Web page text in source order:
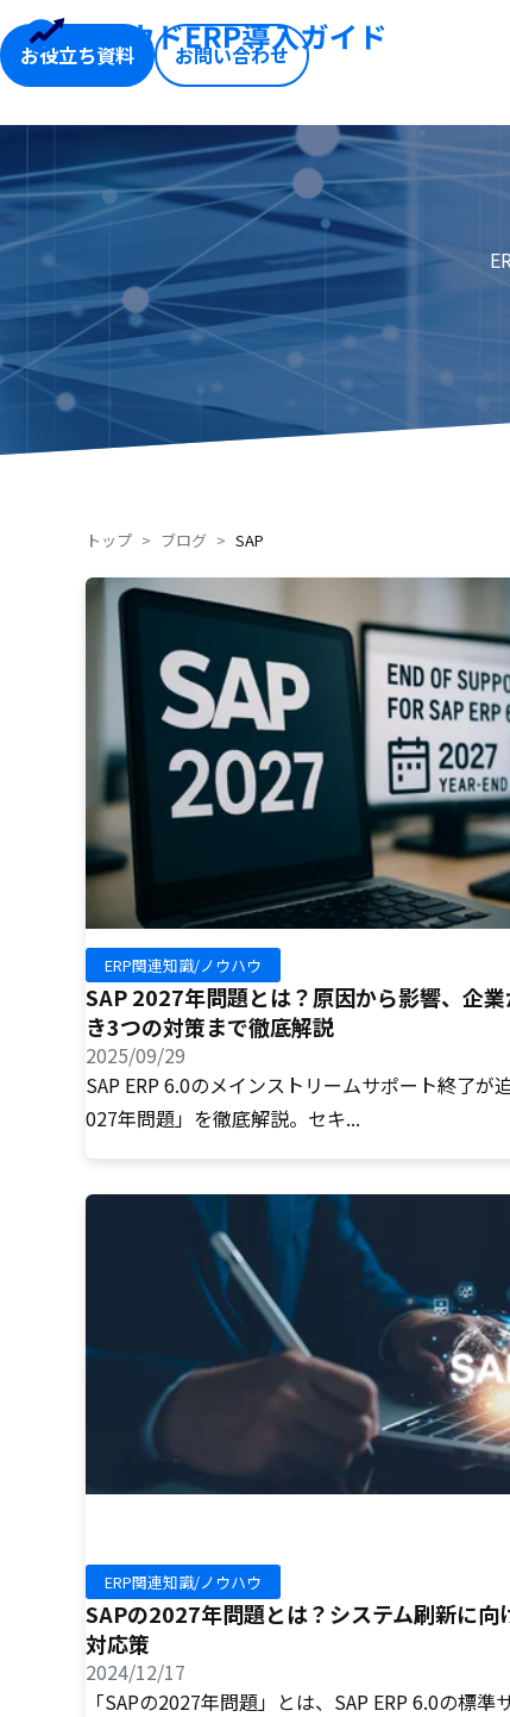
お役立ち資料 お問い合わせ
トップ ブログ SAP
ERP関連知識/ノウハウ
SAP 2027年問題とは？原因から影響、企
き3つの対策まで徹底解説
2025/09/29
SAP ERP 6.0のメインストリームサポート終了が
027年問題」を徹底解説。セキ...
ERP関連知識/ノウハウ
SAPの2027年問題とは？システム刷新に向
対応策
2024/12/17
「SAPの2027年問題」とは、SAP ERP 6.0の標準